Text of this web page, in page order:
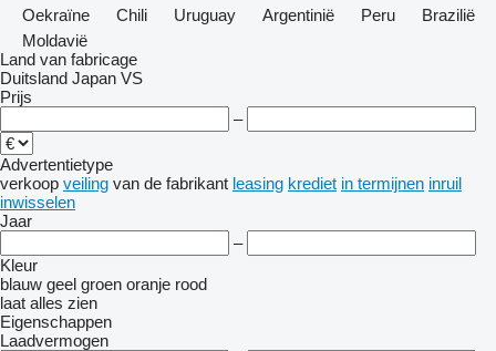
Oekraïne
Chili Uruguay Argentinië Peru
Brazilië
Moldavië
Land van fabricage
Duitsland Japan VS
Prijs
–
Advertentietype
verkoop veiling van de fabrikant leasing krediet in termijnen inruil
inwisselen
Jaar
–
Kleur
blauw geel groen oranje rood
laat alles zien
Eigenschappen
Laadvermogen